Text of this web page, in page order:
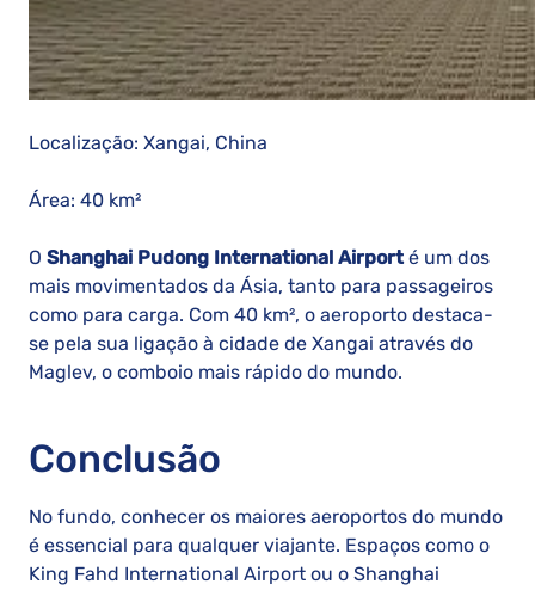
Localização: Xangai, China
Área: 40 km²
O Shanghai Pudong International Airporté um dos
mais movimentados da Ásia, tanto para passageiros
como para carga. Com 40 km², o aeroporto destaca-
se pela sua ligação à cidade de Xangai através do
Maglev, o comboio mais rápido do mundo.
Conclusão
No fundo, conhecer os maiores aeroportos do mundo
é essencial para qualquer viajante. Espaços como o
King Fahd International Airport ou o Shanghai